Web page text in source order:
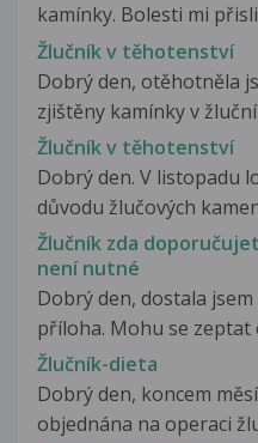
kamínky. Bolesti mi
Žlučník v těhotenství
Dobrý den, otěhotněla
zjištěny kamínky v
Žlučník v těhotenství
Dobrý den. V listopadu
důvodu žlučových
Žlučník zda
není nutné
Dobrý den, dostala
příloha. Mohu se zeptat
Žlučník-dieta
Dobrý den, koncem
objednána na operaci